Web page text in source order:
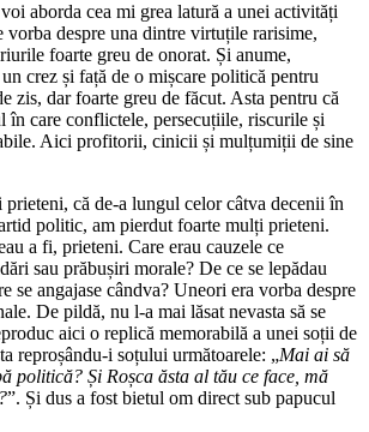
aborda cea mi grea latură a unei activități
vorba despre una dintre virtuțile rarisime,
foarte greu de onorat. Și anume,
crez și față de o mișcare politică pentru
zis, dar foarte greu de făcut. Asta pentru că
în care conflictele, persecuțiile, riscurile și
Aici profitorii, cinicii și mulțumiții de sine
prieteni, că de-a lungul celor câtva decenii în
politic, am pierdut foarte mulți prieteni.
a fi, prieteni. Care erau cauzele ce
sau prăbușiri morale? De ce se lepădau
se angajase cândva? Uneori era vorba despre
De pildă, nu l-a mai lăsat nevasta să se
aici o replică memorabilă a unei soții de
reproșându-i soțului următoarele: „Mai ai să
politică? Și Roșca ăsta al tău ce face, mă
”. Și dus a fost bietul om direct sub papucul